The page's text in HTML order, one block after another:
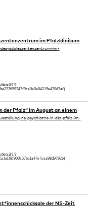
im Pfalzklinikum
der Pfalz“ im August an einem
der NS-Zeit